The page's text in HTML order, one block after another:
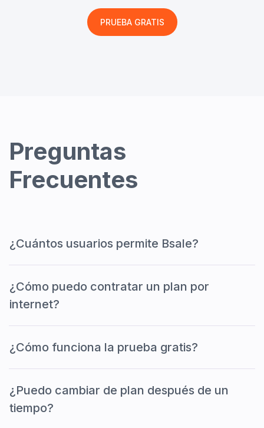
PRUEBA GRATIS
Preguntas
Frecuentes
¿Cuántos usuarios permite Bsale?
¿Cómo puedo contratar un plan por
internet?
¿Cómo funciona la prueba gratis?
¿Puedo cambiar de plan después de un
tiempo?